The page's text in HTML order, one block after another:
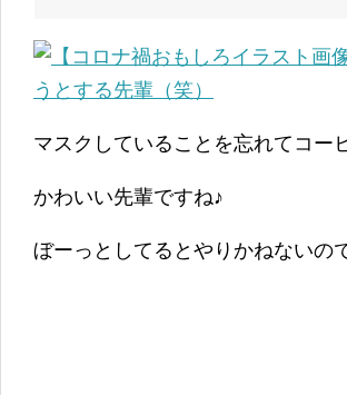
マスクしていることを忘れてコー
かわいい先輩ですね♪
ぼーっとしてるとやりかねないの